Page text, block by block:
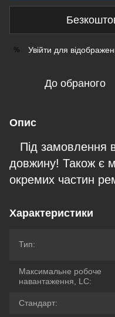
% Увійти для
До обраного
Опис
Під замовлення
довжину! Також є
окремих частин
Характеристики
Тип:
Максимальне робоче
навантаження, LC:
Стандарт: